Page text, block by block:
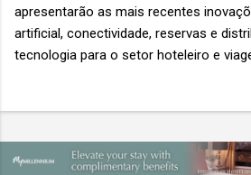
apresentarão as mais recentes
artificial, conectividade, reservas e
tecnologia para o setor hoteleiro e
podem acessar os três eventos
Asia 2026 retorna de 21 a 23 de